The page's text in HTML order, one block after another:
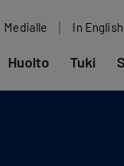
Medialle In English
Huolto Tuki